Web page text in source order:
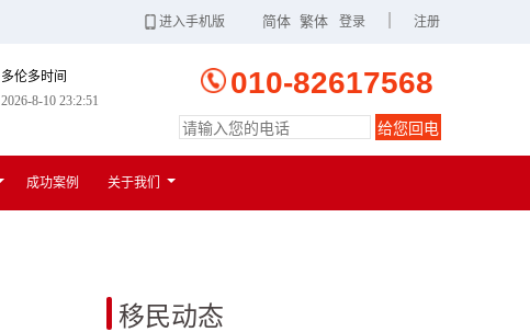
注册
登录
简体 繁体
进入手机版
扫一扫
进入手机版
多伦多时间
2026-8-10 23:2:52
010-82617568
给您回电
成功案例 关于我们
移民动态